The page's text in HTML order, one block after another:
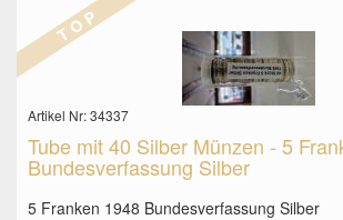
T O P
Artikel Nr: 34337
Tube mit 40 Silber Münzen - 5
Bundesverfassung Silber
5 Franken 1948 Bundesverfassung Silber